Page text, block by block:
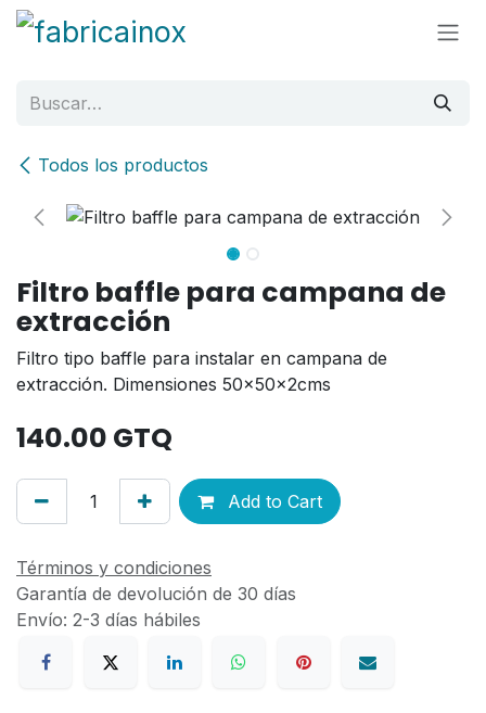
Ir al contenido
Todos los productos
Filtro baffle para campana de
extracción
Filtro tipo baffle para instalar en campana de
extracción. Dimensiones 50x50x2cms
140.00 GTQ
Add to Cart
Términos y condiciones
Garantía de devolución de 30 días
Envío: 2-3 días hábiles